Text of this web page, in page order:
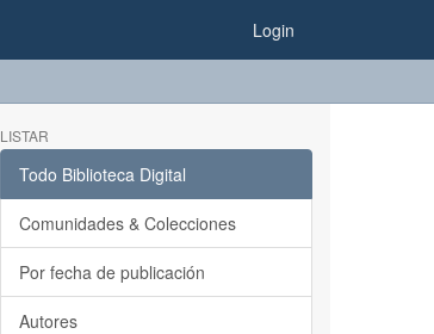
Login
LISTAR
Todo Biblioteca Digital
Comunidades & Colecciones
Por fecha de publicación
Autores